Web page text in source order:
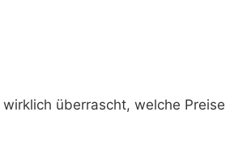
überrascht, welche Preise